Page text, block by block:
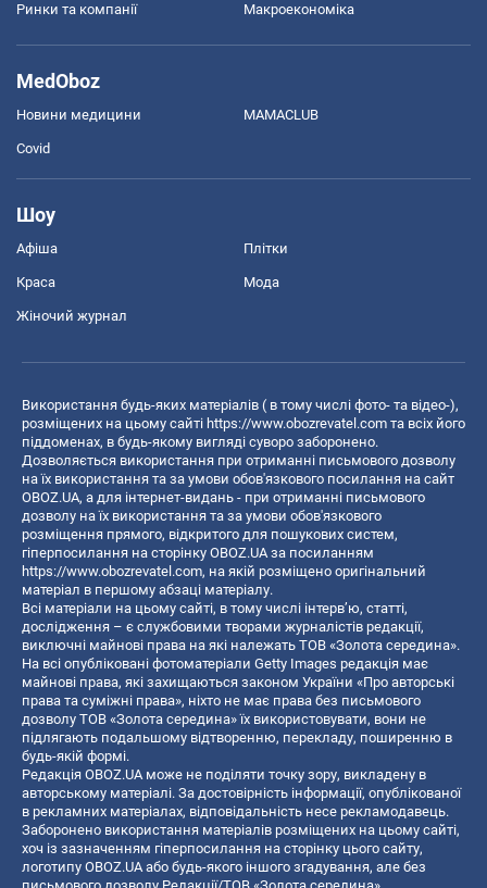
Ринки та компанії Макроекономіка
MedOboz
Новини медицини MAMACLUB
Covid
Шоу
Афіша Плітки
Краса Мода
Жіночий журнал
Використання будь-яких матеріалів ( в тому числі фото- та відео-),
розміщених на цьому сайті https://www.obozrevatel.com та всіх його
піддоменах, в будь-якому вигляді суворо заборонено.
Дозволяється використання при отриманні письмового дозволу
на їх використання та за умови обов'язкового посилання на сайт
OBOZ.UA, а для інтернет-видань - при отриманні письмового
дозволу на їх використання та за умови обов'язкового
розміщення прямого, відкритого для пошукових систем,
гіперпосилання на сторінку OBOZ.UA за посиланням
https://www.obozrevatel.com, на якій розміщено оригінальний
матеріал в першому абзаці матеріалу.
Всі матеріали на цьому сайті, в тому числі інтерв’ю, статті,
дослідження – є службовими творами журналістів редакції,
виключні майнові права на які належать ТОВ «Золота середина».
На всі опубліковані фотоматеріали Getty Images редакція має
майнові права, які захищаються законом України «Про авторські
права та суміжні права», ніхто не має права без письмового
дозволу ТОВ «Золота середина» їх використовувати, вони не
підлягають подальшому відтворенню, перекладу, поширенню в
будь-якій формі.
Редакція OBOZ.UA може не поділяти точку зору, викладену в
авторському матеріалі. За достовірність інформації, опублікованої
в рекламних матеріалах, відповідальність несе рекламодавець.
Заборонено використання матеріалів розміщених на цьому сайті,
хоч із зазначенням гіперпосилання на сторінку цього сайту,
логотипу OBOZ.UA або будь-якого іншого згадування, але без